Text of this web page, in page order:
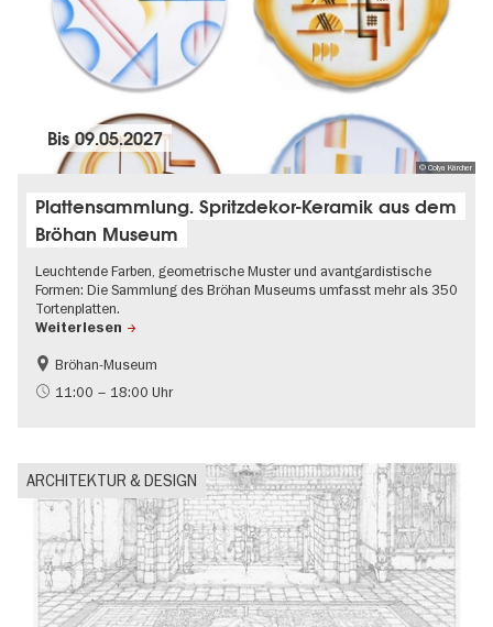
© Colya Kärcher
Bis09.05.2027
Plattensammlung. Spritzdekor-Keramik aus dem
Bröhan Museum
Leuchtende Farben, geometrische Muster und avantgardistische
Formen: Die Sammlung des Bröhan Museums umfasst mehr als 350
Tortenplatten.
Weiterlesen
Geschichte
Mode und Design
Bröhan-Museum
11:00 – 18:00 Uhr
ARCHITEKTUR & DESIGN